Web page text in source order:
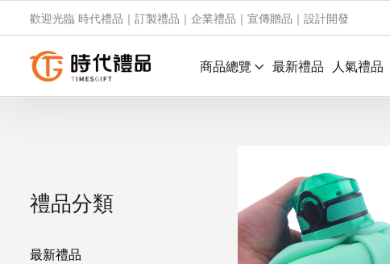
歡迎光臨 時代禮品｜訂製禮品｜企業禮品｜宣傳贈品｜設計開發
商品總覽 最新禮品 人氣禮品
禮品分類
最新禮品